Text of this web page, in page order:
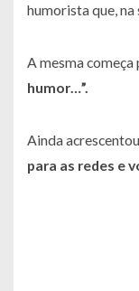
humorista que, na
A mesma
humor…”.
Ainda
para as redes e